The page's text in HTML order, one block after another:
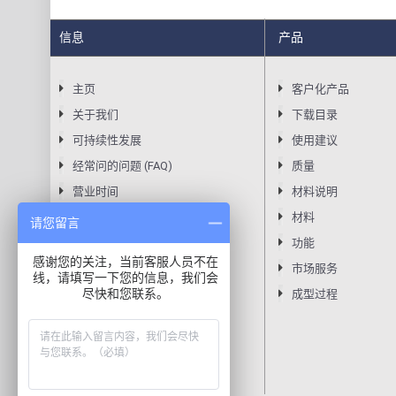
信息
主页
关于我们
可持续性发展
经常问的问题 (FAQ)
营业时间
CAREERS (USA)
隐私声明
条款
产品
客户化产品
下载目录
使用建议
质量
材料说明
材料
功能
市场服务
成型过程
请您留言
感谢您的关注，当前客服人员不在
线，请填写一下您的信息，我们会
尽快和您联系。